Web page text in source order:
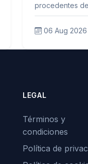
procedentes
06 Aug 2026
LEGAL
Términos y
condiciones
Política de